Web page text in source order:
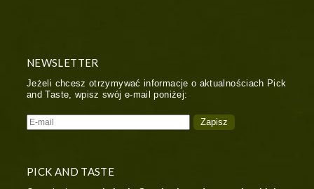
NEWSLETTER
Jeżeli chcesz otrzymywać informacje o aktualnościach Pick
and Taste, wpisz swój e-mail poniżej:
PICK AND TASTE